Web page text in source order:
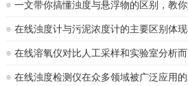
一文带你搞懂浊度与悬浮物的区别，教
在线浊度计与污泥浓度计的主要区别体
在线溶氧仪对比人工采样和实验室分析
在线浊度检测仪在众多领域被广泛应用